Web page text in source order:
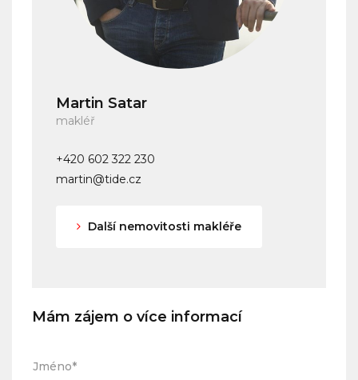
Martin Satar
makléř
+420 602 322 230
martin@tide.cz
Další nemovitosti makléře
Mám zájem o více informací